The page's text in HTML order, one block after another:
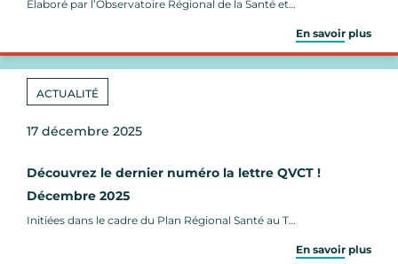
Élaboré par l’Observatoire Régional de la Santé et…
En savoir plus
ACTUALITÉ
17 décembre 2025
Découvrez le dernier numéro la lettre QVCT !
Décembre 2025
Initiées dans le cadre du Plan Régional Santé au T…
En savoir plus